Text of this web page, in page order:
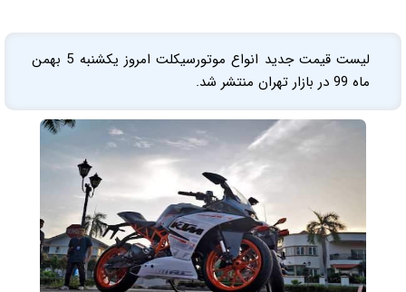
لیست قیمت جدید انواع موتورسیکلت امروز یکشنبه 5 بهمن
ماه 99 در بازار تهران منتشر شد.